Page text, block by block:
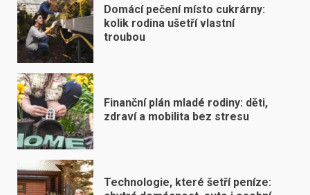
Domácí pečení místo cukrárny:
kolik rodina ušetří vlastní
troubou
Finanční plán mladé rodiny: děti,
zdraví a mobilita bez stresu
Technologie, které šetří peníze: